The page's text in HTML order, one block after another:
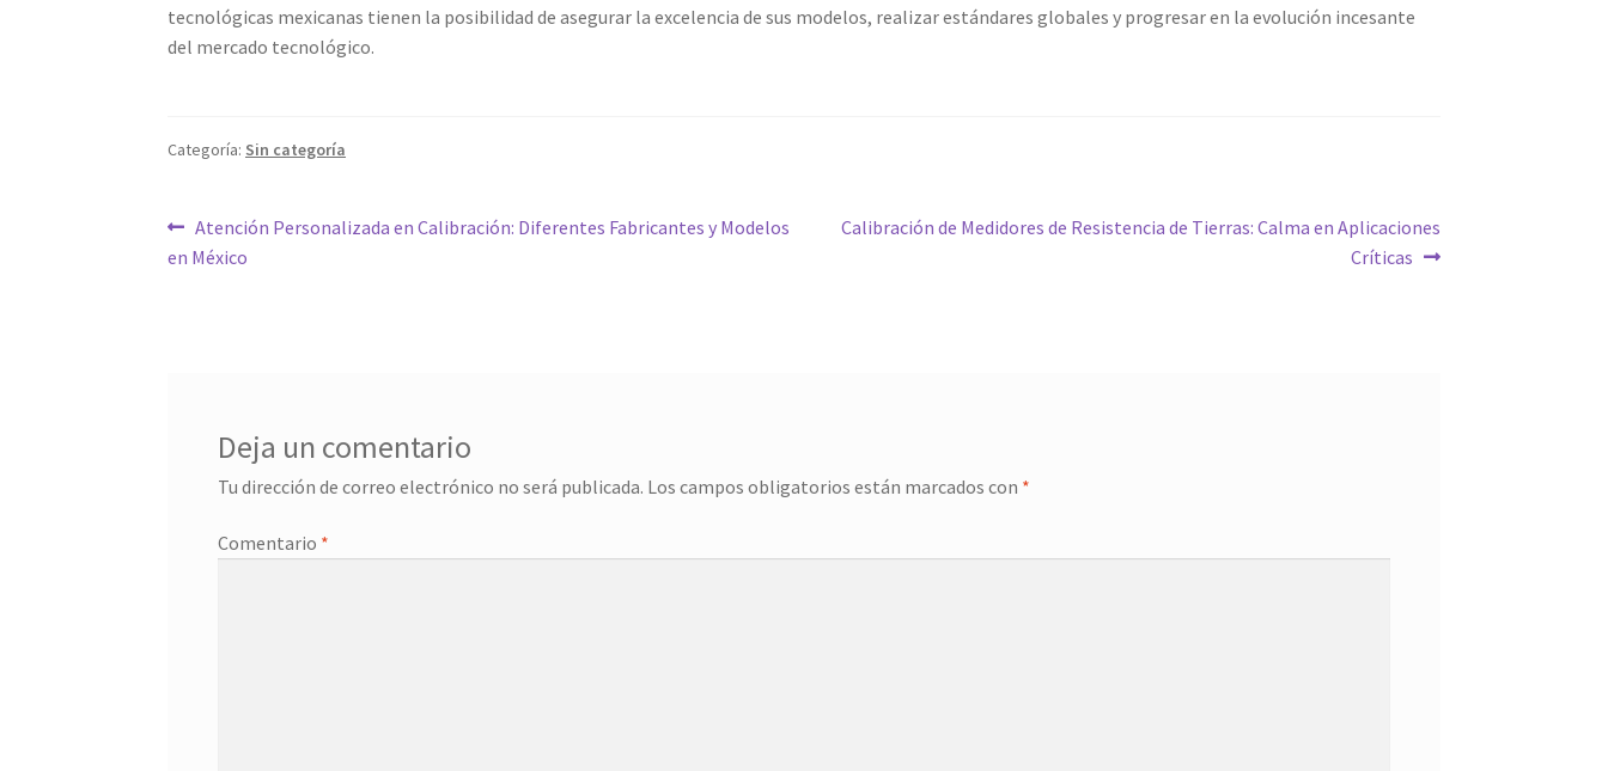
tecnológicas mexicanas tienen la posibilidad de asegurar la excelencia de sus modelos, realizar estándares globales y progresar en la evolución incesante
del mercado tecnológico.
Categoría: Sin categoría
Navegación
de
Entrada
anterior:
Atención Personalizada en Calibración: Diferentes Fabricantes y Modelos
en México
Siguiente
Calibración de Medidores de Resistencia de Tierras: Calma en Aplicaciones
Críticas
Deja un comentario
Tu dirección de correo electrónico no será publicada. Los campos obligatorios están marcados con *
Comentario *